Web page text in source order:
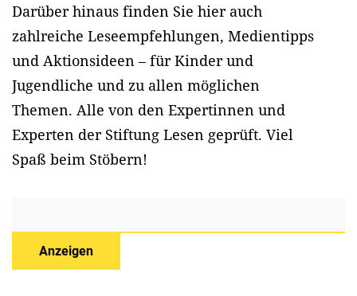
Darüber hinaus finden Sie hier auch
zahlreiche Leseempfehlungen, Medientipps
und Aktionsideen – für Kinder und
Jugendliche und zu allen möglichen
Themen. Alle von den Expertinnen und
Experten der Stiftung Lesen geprüft. Viel
Spaß beim Stöbern!
Anzeigen